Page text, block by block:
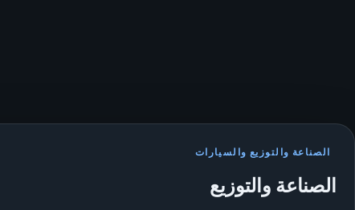
الصناعة والتوزيع والسيارات
الصناعة والتوزيع